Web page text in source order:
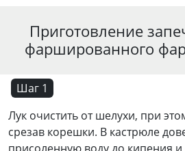
Приготовление
фаршированного
Шаг 1
Лук очистить от шелухи, при
срезав корешки. В кастрюле